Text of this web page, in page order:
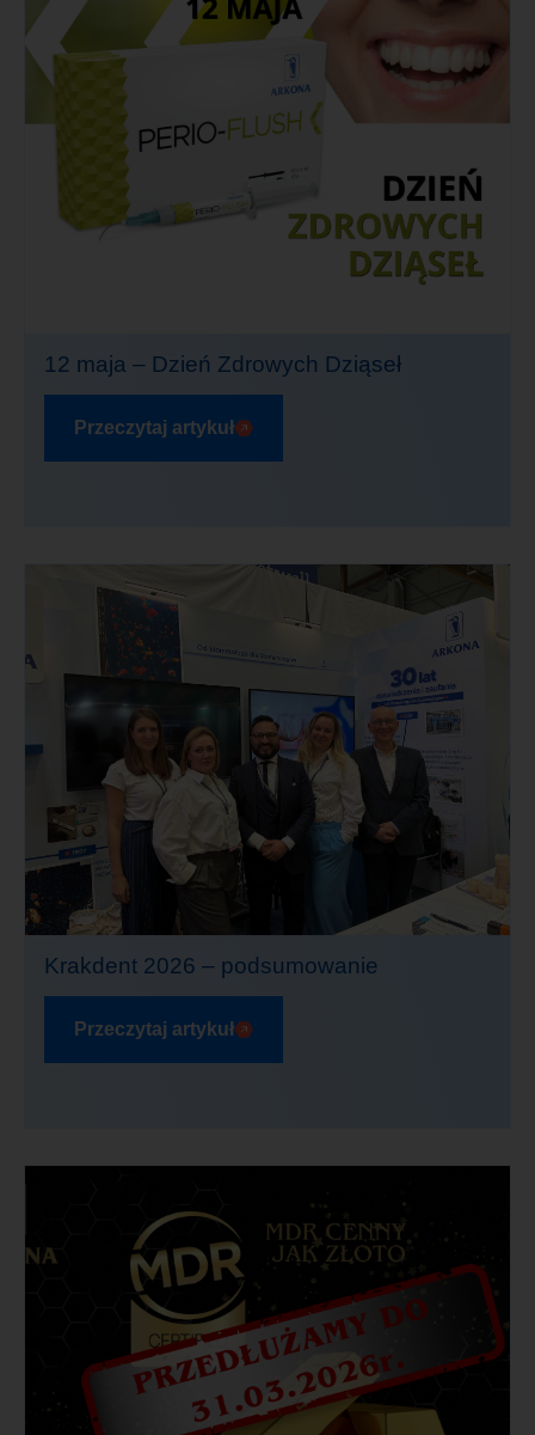
12 maja – Dzień Zdrowych Dziąseł
Przeczytaj artykuł
Krakdent 2026 – podsumowanie
Przeczytaj artykuł